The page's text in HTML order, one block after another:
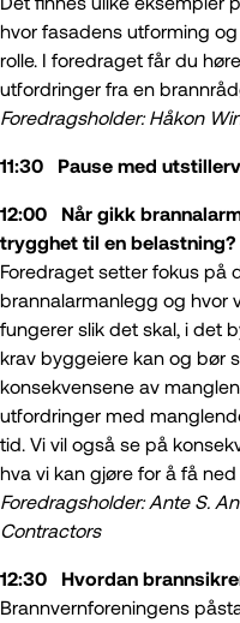
hvor fasadens utforming
rolle. I foredraget får du
utfordringer fra en
Foredragsholder: Håkon
11:30 Pause med
12:00 Når gikk
trygghet til en belastning?
Foredraget setter fokus på
brannalarmanlegg og hvor
fungerer slik det skal, i det
krav byggeiere kan og bør
konsekvensene av
utfordringer med
tid. Vi vil også se på
hva vi kan gjøre for å få
Foredragsholder: Ante S.
Contractors
12:30 Hvordan
Brannvernforeningens